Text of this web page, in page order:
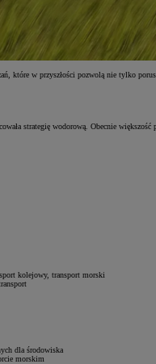
które w przyszłości pozwolą nie tylko
strategię wodorową. Obecnie
kolejowy, transport morski
dla środowiska
morskim